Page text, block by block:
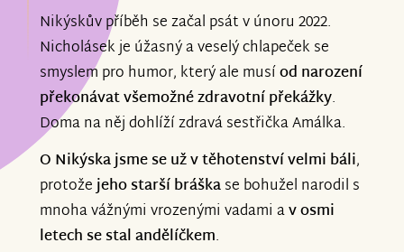
Aktuálně může Nikýsek úspěšně
pokračovat v intenzivních
neurorehabilitacích a máme za sebou
cestu do Vídně, kde se podařilo zaměření
ortézek a bude následovat vyzvednutí a
upravování a další procesy.
Děkujeme, že jste součástí naší cesty.
Nikýskův příběh se začal psát v únoru 2022.
Nicholásek je úžasný a veselý chlapeček se
smyslem pro humor, který ale musíod narození
překonávat všemožné zdravotní překážky.
Doma na něj dohlíží zdravá sestřička Amálka.
O Nikýska jsme se už v těhotenství velmi báli,
protožejeho starší bráškase bohužel narodil s
mnoha vážnými vrozenými vadami av osmi
letech se stal andělíčkem.